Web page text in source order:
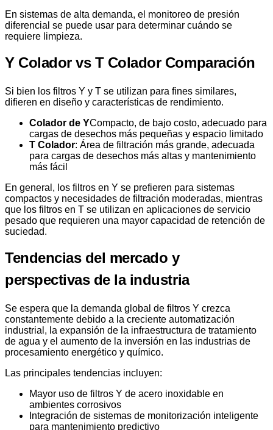
En sistemas de alta demanda, el monitoreo de presión
diferencial se puede usar para determinar cuándo se
requiere limpieza.
Y Colador vs T Colador Comparación
Si bien los filtros Y y T se utilizan para fines similares,
difieren en diseño y características de rendimiento.
Colador de YCompacto, de bajo costo, adecuado para
cargas de desechos más pequeñas y espacio limitado
T Colador: Área de filtración más grande, adecuada
para cargas de desechos más altas y mantenimiento
más fácil
En general, los filtros en Y se prefieren para sistemas
compactos y necesidades de filtración moderadas, mientras
que los filtros en T se utilizan en aplicaciones de servicio
pesado que requieren una mayor capacidad de retención de
suciedad.
Tendencias del mercado y
perspectivas de la industria
Se espera que la demanda global de filtros Y crezca
constantemente debido a la creciente automatización
industrial, la expansión de la infraestructura de tratamiento
de agua y el aumento de la inversión en las industrias de
procesamiento energético y químico.
Las principales tendencias incluyen:
Mayor uso de filtros Y de acero inoxidable en
ambientes corrosivos
Integración de sistemas de monitorización inteligente
para mantenimiento predictivo